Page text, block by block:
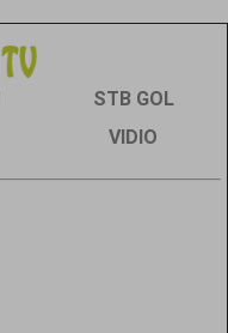
STB GOL
VIDIO